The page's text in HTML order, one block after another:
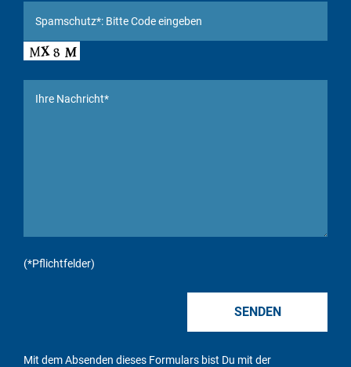
(*Pflichtfelder)
Mit dem Absenden dieses Formulars bist Du mit der